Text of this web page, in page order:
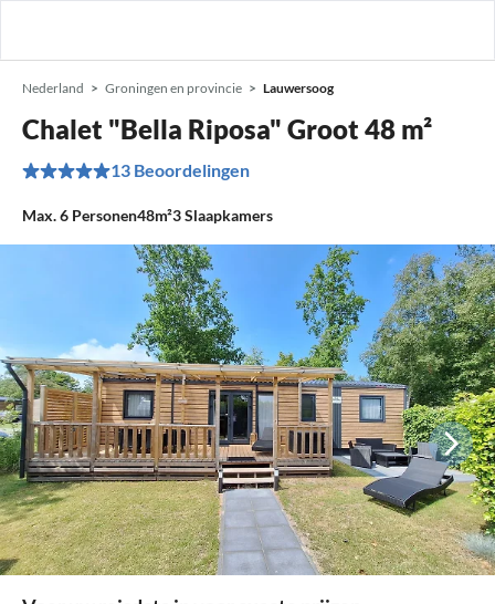
Nederland Groningen en provincie Lauwersoog
Chalet "Bella Riposa" Groot 48 m²
13 Beoordelingen
Max.6 Personen48m²3Slaapkamers